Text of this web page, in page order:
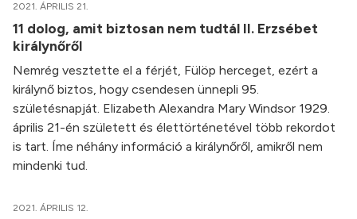
2021. ÁPRILIS 21.
11 dolog, amit biztosan nem tudtál II. Erzsébet
királynőről
Nemrég vesztette el a férjét, Fülöp herceget, ezért a
királynő biztos, hogy csendesen ünnepli 95.
születésnapját. Elizabeth Alexandra Mary Windsor 1929.
április 21-én született és élettörténetével több rekordot
is tart. Íme néhány információ a királynőről, amikről nem
mindenki tud.
2021. ÁPRILIS 12.